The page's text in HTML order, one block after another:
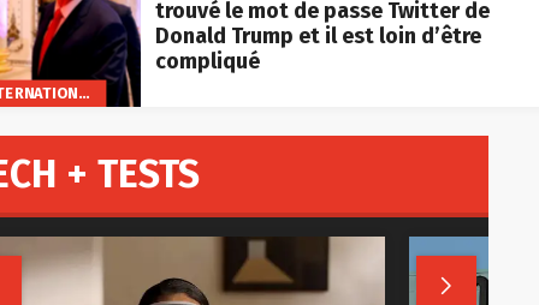
INTERNATIONAL
trouvé le mot de passe Twitter de
Donald Trump et il est loin d’être
compliqué
+ TESTS
